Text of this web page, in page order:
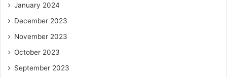
January 2024
December 2023
November 2023
October 2023
September 2023